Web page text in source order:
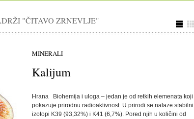
"ČITAVO ZRNEVLJE"
MINERALI
Kalijum
Hrana Biohemija i uloga – jedan je od retkih elemenata koji
pokazuje prirodnu radioaktivnost. U prirodi se nalaze stabilni
izotopi K39 (93,32%) i K41 (6,7%). Pored njih u količini od